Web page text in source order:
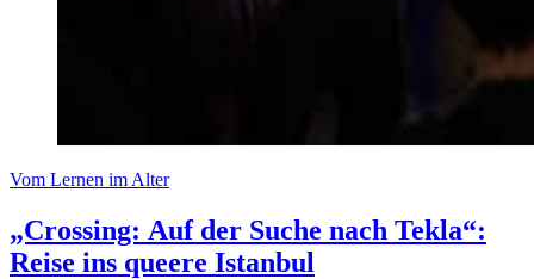
Vom Lernen im Alter
„Crossing: Auf der Suche nach Tekla“:
Reise ins queere Istanbul